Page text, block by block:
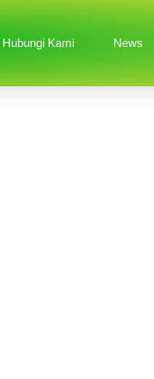
Hubungi Kami News